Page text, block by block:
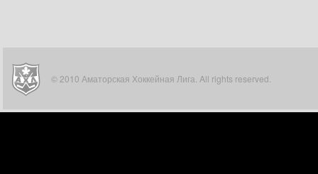
© 2010 Аматорская Хоккейная Лига. All rights reserved.